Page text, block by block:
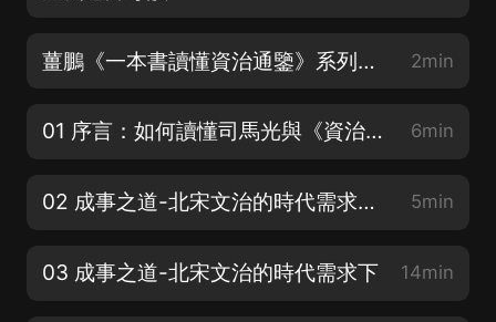
薑鵬《一本書讀懂資治通鑒》系列得到推薦 2min
01 序言：如何讀懂司馬光與《資治通鑒》 6min
02 成事之道-北宋文治的時代需求（上） 5min
03 成事之道-北宋文治的時代需求下 14min